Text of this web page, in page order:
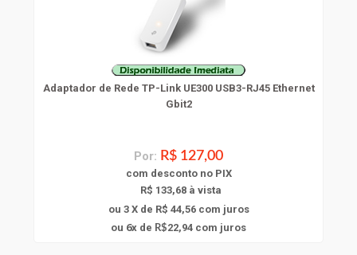
Adaptador de Rede TP-Link UE300 USB3-RJ45 Ethernet
Gbit2
Por: R$ 127,00
com desconto no PIX
R$ 133,68 à vista
ou 3 X de R$ 44,56com juros
ou 6x de R$22,94 com juros